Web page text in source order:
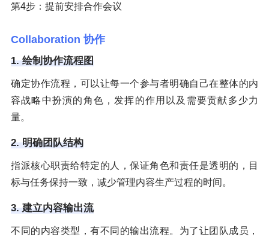
第4步：提前安排合作会议
Collaboration 协作
1. 绘制协作流程图
确定协作流程，可以让每一个参与者明确自己在整体的内
容战略中扮演的角色，发挥的作用以及需要贡献多少力
量。
2. 明确团队结构
指派核心职责给特定的人，保证角色和责任是透明的，目
标与任务保持一致，减少管理内容生产过程的时间。
3. 建立内容输出流
不同的内容类型，有不同的输出流程。为了让团队成员，